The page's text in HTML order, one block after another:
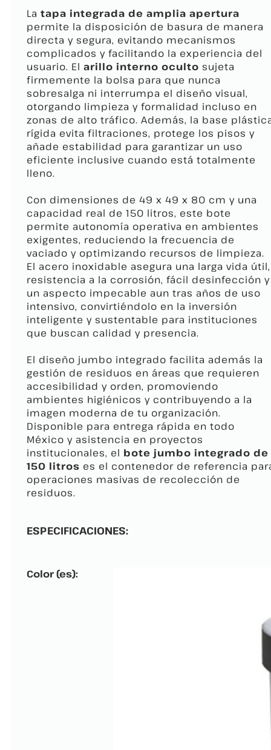
La tapa integrada de amplia apertura
permite la disposición de basura de manera
directa y segura, evitando mecanismos
complicados y facilitando la experiencia del
usuario. El arillo interno oculto sujeta
firmemente la bolsa para que nunca
sobresalga ni interrumpa el diseño visual,
otorgando limpieza y formalidad incluso en
zonas de alto tráfico. Además, la base
rígida evita filtraciones, protege los pisos y
añade estabilidad para garantizar un uso
eficiente inclusive cuando está totalmente
lleno.
Con dimensiones de 49 x 49 x 80 cm y una
capacidad real de 150 litros, este bote
permite autonomía operativa en ambientes
exigentes, reduciendo la frecuencia de
vaciado y optimizando recursos de limpieza.
El acero inoxidable asegura una larga vida útil,
resistencia a la corrosión, fácil desinfección y
un aspecto impecable aun tras años de uso
intensivo, convirtiéndolo en la inversión
inteligente y sustentable para instituciones
que buscan calidad y presencia.
El diseño jumbo integrado facilita además la
gestión de residuos en áreas que requieren
accesibilidad y orden, promoviendo
ambientes higiénicos y contribuyendo a la
imagen moderna de tu organización.
Disponible para entrega rápida en todo
México y asistencia en proyectos
institucionales, el bote jumbo integrado de
150 litros es el contenedor de referencia
operaciones masivas de recolección de
residuos.
ESPECIFICACIONES:
Color (es):